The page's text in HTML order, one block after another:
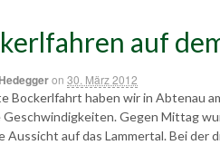
auf
on 30. März 2012
Bockerlfahrt haben wir in Abtenau
Geschwindigkeiten. Gegen Mittag
Aussicht auf das Lammertal. Bei